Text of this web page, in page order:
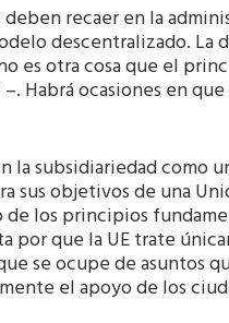
recaer en la
descentralizado. La
es otra cosa que el
Habrá ocasiones en
subsidiariedad como
sus objetivos de una
los principios
por que la UE trate
se ocupe de asuntos
el apoyo de los